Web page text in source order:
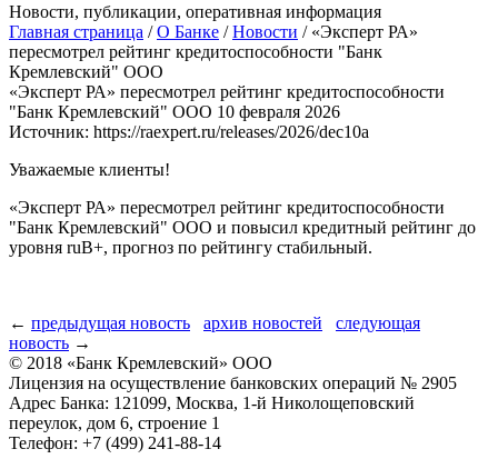
Новости, публикации, оперативная информация
Главная страница /О Банке /Новости / «Эксперт РА»
пересмотрел рейтинг кредитоспособности "Банк
Кремлевский" ООО
«Эксперт РА» пересмотрел рейтинг кредитоспособности
"Банк Кремлевский" ООО 10 февраля 2026
Источник: https://raexpert.ru/releases/2026/dec10a
Уважаемые клиенты!
«Эксперт РА» пересмотрел рейтинг кредитоспособности
"Банк Кремлевский" ООО и повысил кредитный рейтинг до
уровня ruВ+, прогноз по рейтингу стабильный.
← предыдущая новость архив новостей
следующая
новость →
© 2018 «Банк Кремлевский» ООО
Лицензия на осуществление банковских операций № 2905
Адрес Банка: 121099, Москва, 1-й Николощеповский
переулок, дом 6, строение 1
Телефон: +7 (499) 241-88-14